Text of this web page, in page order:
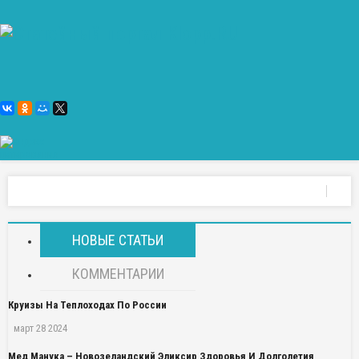
НОВЫЕ СТАТЬИ
КОММЕНТАРИИ
Круизы На Теплоходах По России
март 28 2024
Мед Манука – Новозеландский Эликсир Здоровья И Долголетия